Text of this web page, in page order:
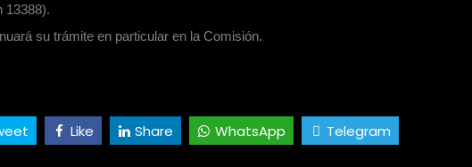
13388).
su trámite en particular en la Comisión.
Like Share WhatsApp Telegram